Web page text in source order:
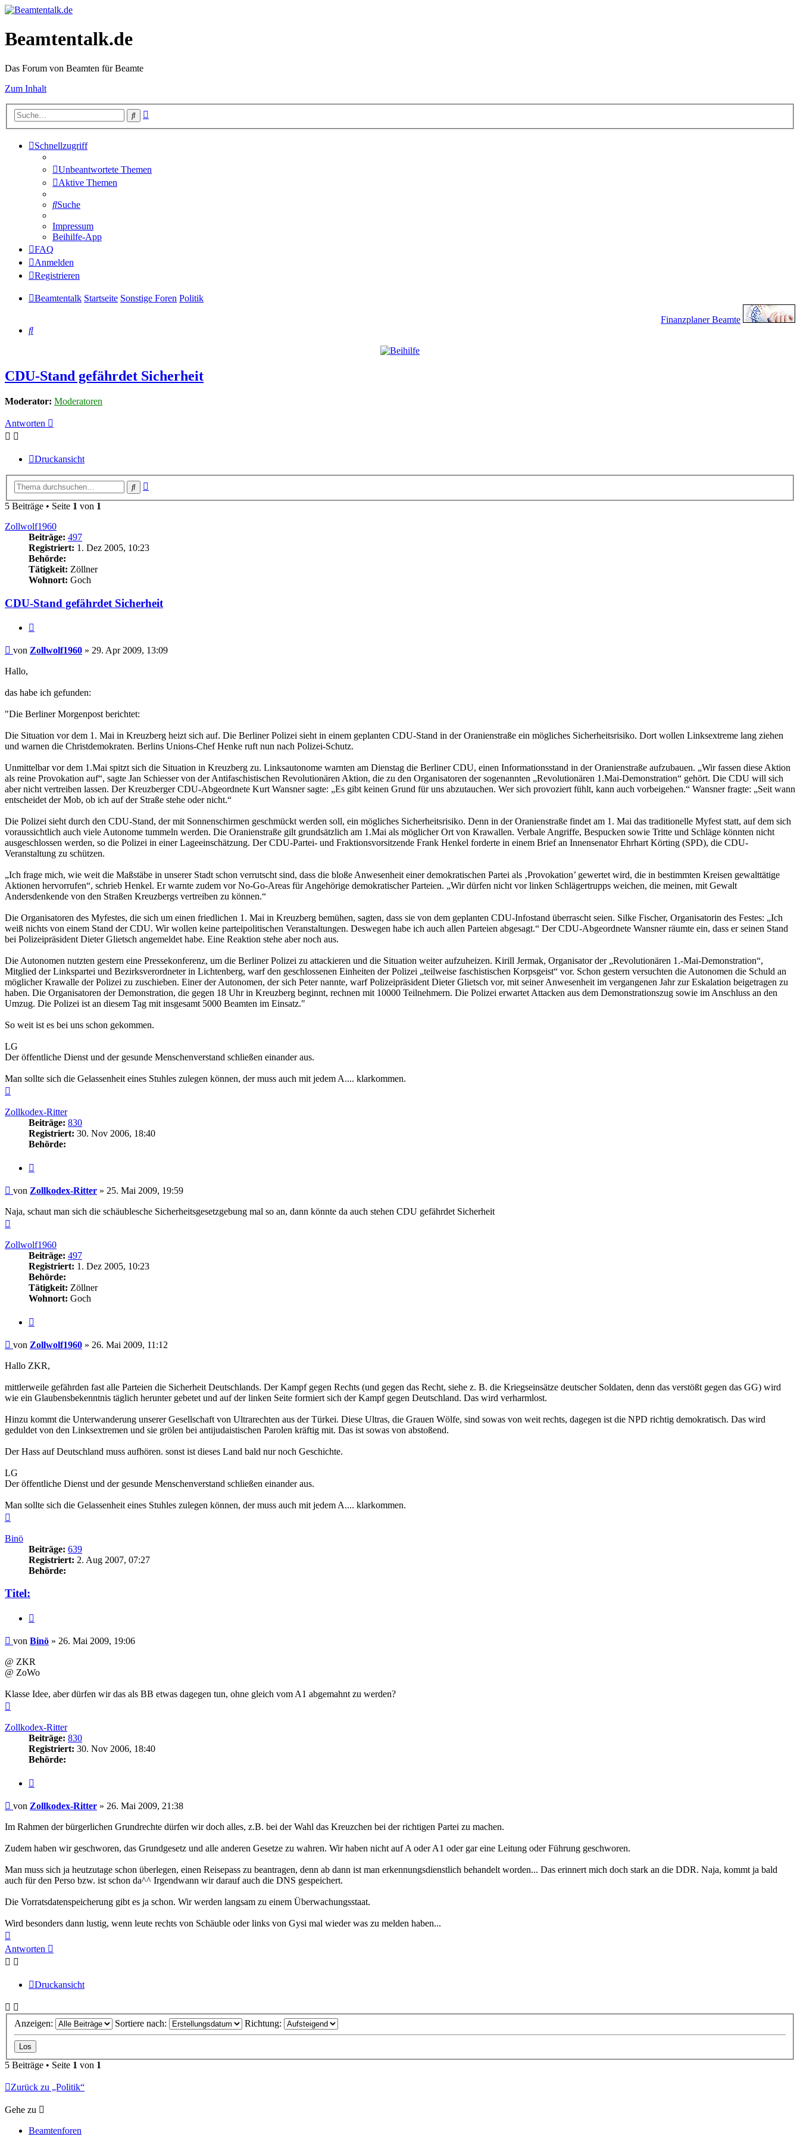
Beamtentalk.de
Das Forum von Beamten für Beamte
Zum Inhalt
Suche
Schnellzugriff
Unbeantwortete Themen
Aktive Themen
Suche
Impressum
Beihilfe-App
FAQ
Anmelden
Registrieren
Beamtentalk Startseite Sonstige Foren Politik
Finanzplaner Beamte
Suche
CDU-Stand gefährdet Sicherheit
Moderator: Moderatoren
Antworten
Druckansicht
Suche
5 Beiträge • Seite 1 von 1
Zollwolf1960
Beiträge: 497
Registriert: 1. Dez 2005, 10:23
Behörde:
Tätigkeit: Zöllner
Wohnort: Goch
CDU-Stand gefährdet Sicherheit
Beitrag
von Zollwolf1960 » 29. Apr 2009, 13:09
Hallo,
das habe ich gefunden:
"Die Berliner Morgenpost berichtet:
Die Situation vor dem 1. Mai in Kreuzberg heizt sich auf. Die Berliner Polizei sieht in einem geplanten CDU-Stand in der Oranienstraße ein mögliches Sicherheitsrisiko. Dort wollen Linksextreme lang ziehen
und warnen die Christdemokraten. Berlins Unions-Chef Henke ruft nun nach Polizei-Schutz.
Unmittelbar vor dem 1.Mai spitzt sich die Situation in Kreuzberg zu. Linksautonome warnten am Dienstag die Berliner CDU, einen Informationsstand in der Oranienstraße aufzubauen. „Wir fassen diese Aktion
als reine Provokation auf“, sagte Jan Schiesser von der Antifaschistischen Revolutionären Aktion, die zu den Organisatoren der sogenannten „Revolutionären 1.Mai-Demonstration“ gehört. Die CDU will sich
aber nicht vertreiben lassen. Der Kreuzberger CDU-Abgeordnete Kurt Wansner sagte: „Es gibt keinen Grund für uns abzutauchen. Wer sich provoziert fühlt, kann auch vorbeigehen.“ Wansner fragte: „Seit wann
entscheidet der Mob, ob ich auf der Straße stehe oder nicht.“
Die Polizei sieht durch den CDU-Stand, der mit Sonnenschirmen geschmückt werden soll, ein mögliches Sicherheitsrisiko. Denn in der Oranienstraße findet am 1. Mai das traditionelle Myfest statt, auf dem sich
voraussichtlich auch viele Autonome tummeln werden. Die Oranienstraße gilt grundsätzlich am 1.Mai als möglicher Ort von Krawallen. Verbale Angriffe, Bespucken sowie Tritte und Schläge könnten nicht
ausgeschlossen werden, so die Polizei in einer Lageeinschätzung. Der CDU-Partei- und Fraktionsvorsitzende Frank Henkel forderte in einem Brief an Innensenator Ehrhart Körting (SPD), die CDU-
Veranstaltung zu schützen.
„Ich frage mich, wie weit die Maßstäbe in unserer Stadt schon verrutscht sind, dass die bloße Anwesenheit einer demokratischen Partei als ‚Provokation’ gewertet wird, die in bestimmten Kreisen gewalttätige
Aktionen hervorrufen“, schrieb Henkel. Er warnte zudem vor No-Go-Areas für Angehörige demokratischer Parteien. „Wir dürfen nicht vor linken Schlägertrupps weichen, die meinen, mit Gewalt
Andersdenkende von den Straßen Kreuzbergs vertreiben zu können.“
Die Organisatoren des Myfestes, die sich um einen friedlichen 1. Mai in Kreuzberg bemühen, sagten, dass sie von dem geplanten CDU-Infostand überrascht seien. Silke Fischer, Organisatorin des Festes: „Ich
weiß nichts von einem Stand der CDU. Wir wollen keine parteipolitischen Veranstaltungen. Deswegen habe ich auch allen Parteien abgesagt.“ Der CDU-Abgeordnete Wansner räumte ein, dass er seinen Stand
bei Polizeipräsident Dieter Glietsch angemeldet habe. Eine Reaktion stehe aber noch aus.
Die Autonomen nutzten gestern eine Pressekonferenz, um die Berliner Polizei zu attackieren und die Situation weiter aufzuheizen. Kirill Jermak, Organisator der „Revolutionären 1.-Mai-Demonstration“,
Mitglied der Linkspartei und Bezirksverordneter in Lichtenberg, warf den geschlossenen Einheiten der Polizei „teilweise faschistischen Korpsgeist“ vor. Schon gestern versuchten die Autonomen die Schuld an
möglicher Krawalle der Polizei zu zuschieben. Einer der Autonomen, der sich Peter nannte, warf Polizeipräsident Dieter Glietsch vor, mit seiner Anwesenheit im vergangenen Jahr zur Eskalation beigetragen zu
haben. Die Organisatoren der Demonstration, die gegen 18 Uhr in Kreuzberg beginnt, rechnen mit 10000 Teilnehmern. Die Polizei erwartet Attacken aus dem Demonstrationszug sowie im Anschluss an den
Umzug. Die Polizei ist an diesem Tag mit insgesamt 5000 Beamten im Einsatz."
So weit ist es bei uns schon gekommen.
LG
Der öffentliche Dienst und der gesunde Menschenverstand schließen einander aus.
Man sollte sich die Gelassenheit eines Stuhles zulegen können, der muss auch mit jedem A.... klarkommen.
Zollkodex-Ritter
Beiträge: 830
Registriert: 30. Nov 2006, 18:40
Behörde:
Beitrag
von Zollkodex-Ritter » 25. Mai 2009, 19:59
Naja, schaut man sich die schäublesche Sicherheitsgesetzgebung mal so an, dann könnte da auch stehen CDU gefährdet Sicherheit
Zollwolf1960
Beiträge: 497
Registriert: 1. Dez 2005, 10:23
Behörde:
Tätigkeit: Zöllner
Wohnort: Goch
Beitrag
von Zollwolf1960 » 26. Mai 2009, 11:12
Hallo ZKR,
mittlerweile gefährden fast alle Parteien die Sicherheit Deutschlands. Der Kampf gegen Rechts (und gegen das Recht, siehe z. B. die Kriegseinsätze deutscher Soldaten, denn das verstößt gegen das GG) wird
wie ein Glaubensbekenntnis täglich herunter gebetet und auf der linken Seite formiert sich der Kampf gegen Deutschland. Das wird verharmlost.
Hinzu kommt die Unterwanderung unserer Gesellschaft von Ultrarechten aus der Türkei. Diese Ultras, die Grauen Wölfe, sind sowas von weit rechts, dagegen ist die NPD richtig demokratisch. Das wird
geduldet von den Linksextremen und sie grölen bei antijudaistischen Parolen kräftig mit. Das ist sowas von abstoßend.
Der Hass auf Deutschland muss aufhören. sonst ist dieses Land bald nur noch Geschichte.
LG
Der öffentliche Dienst und der gesunde Menschenverstand schließen einander aus.
Man sollte sich die Gelassenheit eines Stuhles zulegen können, der muss auch mit jedem A.... klarkommen.
Binö
Beiträge: 639
Registriert: 2. Aug 2007, 07:27
Behörde:
Titel:
Beitrag
von Binö » 26. Mai 2009, 19:06
@ ZKR
@ ZoWo
Klasse Idee, aber dürfen wir das als BB etwas dagegen tun, ohne gleich vom A1 abgemahnt zu werden?
Zollkodex-Ritter
Beiträge: 830
Registriert: 30. Nov 2006, 18:40
Behörde:
Beitrag
von Zollkodex-Ritter » 26. Mai 2009, 21:38
Im Rahmen der bürgerlichen Grundrechte dürfen wir doch alles, z.B. bei der Wahl das Kreuzchen bei der richtigen Partei zu machen.
Zudem haben wir geschworen, das Grundgesetz und alle anderen Gesetze zu wahren. Wir haben nicht auf A oder A1 oder gar eine Leitung oder Führung geschworen.
Man muss sich ja heutzutage schon überlegen, einen Reisepass zu beantragen, denn ab dann ist man erkennungsdienstlich behandelt worden... Das erinnert mich doch stark an die DDR. Naja, kommt ja bald
auch für den Perso bzw. ist schon da^^ Irgendwann wir darauf auch die DNS gespeichert.
Die Vorratsdatenspeicherung gibt es ja schon. Wir werden langsam zu einem Überwachungsstaat.
Wird besonders dann lustig, wenn leute rechts von Schäuble oder links von Gysi mal wieder was zu melden haben...
oben
Antworten
Druckansicht
Anzeigen: Sortiere nach: Richtung:
5 Beiträge • Seite 1 von 1
Zurück zu „Politik“
Gehe zu
Beamtenforen